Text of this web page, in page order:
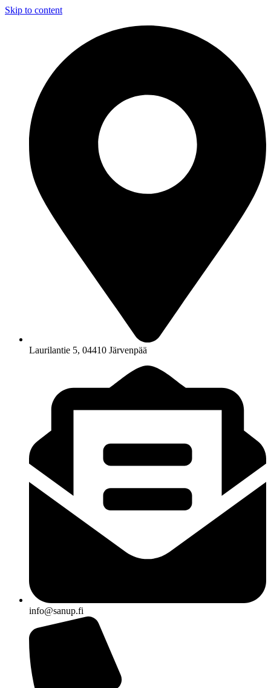
Skip to content
Laurilantie 5, 04410 Järvenpää
info@sanup.fi